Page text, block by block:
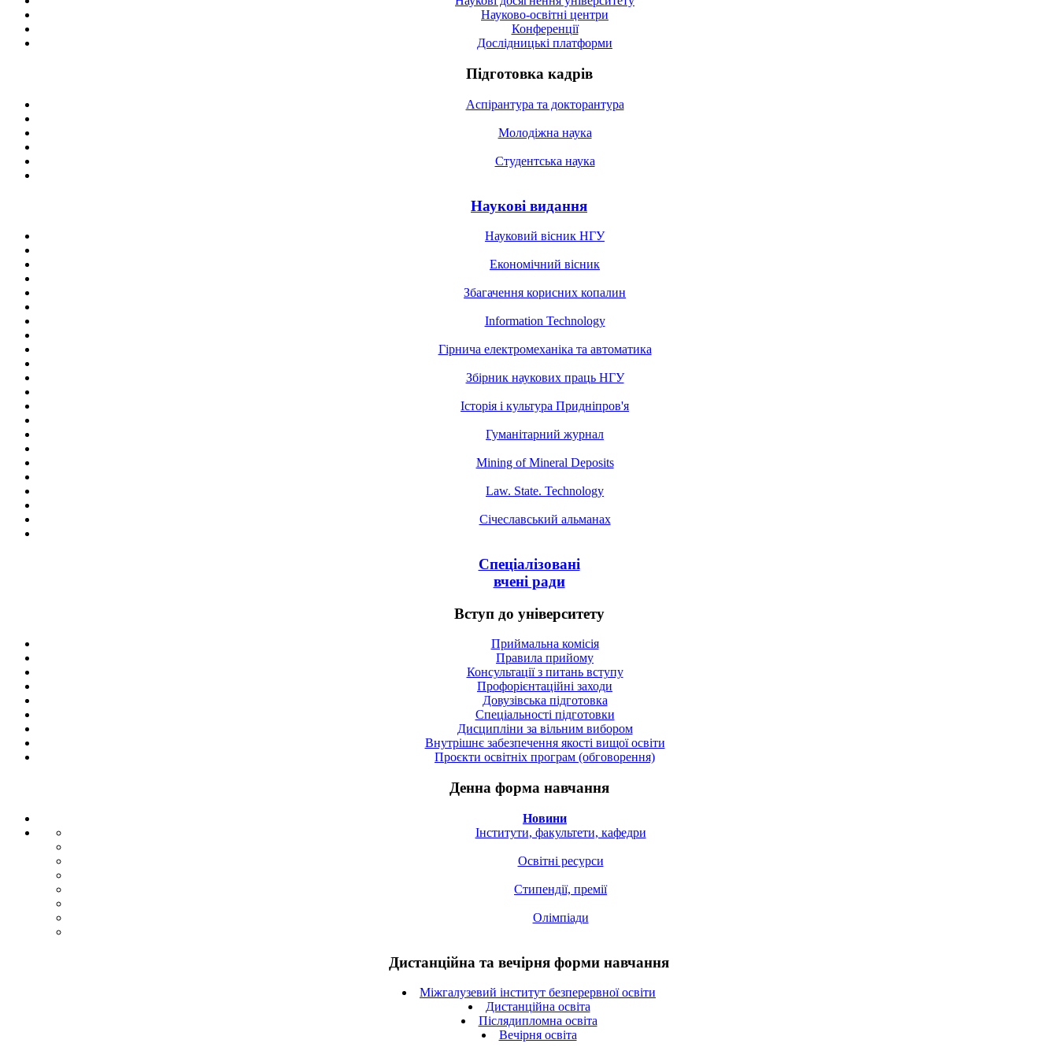
Науково-освітні центри
Конференції
Дослідницькі платформи
Підготовка кадрів
Аспірантура та докторантура
Молодіжна наука
Студентська наука
Наукові видання
Науковий вісник НГУ
Економічний вісник
Збагачення корисних копалин
Information Technology
Гірнича електромеханіка та автоматика
Збірник наукових праць НГУ
Історія і культура Придніпров'я
Гуманітарний журнал
Mining of Mineral Deposits
Law. State. Technology
Січеславський альманах
Спеціалізовані
вчені ради
Вступ до університету
Приймальна комісія
Правила прийому
Консультації з питань вступу
Профорієнтаційні заходи
Довузівська підготовка
Спецiальностi підготовки
Дисципліни за вільним вибором
Внутрішнє забезпечення якості вищої освіти
Проєкти освітніх програм (обговорення)
Денна форма навчання
Новини
Інститути, факультети, кафедри
Освітні ресурси
Стипендії, премії
Олімпіади
Дистанційна та вечірня форми навчання
Міжгалузевий інститут безперервної освіти
Дистанційна освіта
Післядипломна освіта
Вечірня освіта